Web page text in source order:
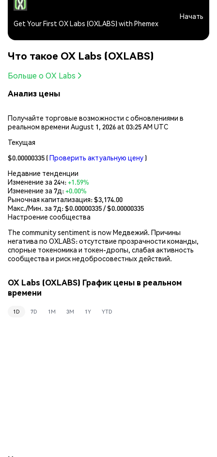
Get Your First OX Labs (OXLABS) with Phemex
Начать
Что такое OX Labs (OXLABS)
Больше о OX Labs
Анализ цены
Получайте торговые возможности с обновлениями в
реальном времени August 1, 2026 at 03:25 AM UTC
Текущая
$0.00000335 (Проверить актуальную цену )
Недавние тенденции
Изменение за 24ч:+1.59%
Изменение за 7д:+0.00%
Рыночная капитализация:$3,174.00
Макс./Мин. за 7д: $0.00000335/ $0.00000335
Настроение сообщества
The community sentiment is now Медвежий. Причины
негатива по OXLABS: отсутствие прозрачности команды,
спорные токеномика и токен-дропы, слабая активность
сообщества и риск недобросовестных действий.
OX Labs (OXLABS) График цены в реальном
времени
1D 7D 1M 3M 1Y YTD